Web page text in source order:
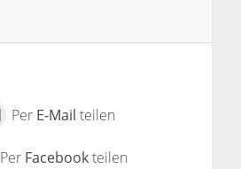
Per E-Mail teilen
Per Facebookteilen